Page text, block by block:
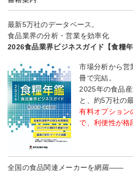
最新5万社のデータベース。
食品業界の分析・営業を効率化
2026食品業界ビジネスガイド【食糧年
市場分析から営
冊で完結。
2025年の食品
と、約5万社の
有料オプション
で、利便性が格
全国の食品関連メーカーを網羅――